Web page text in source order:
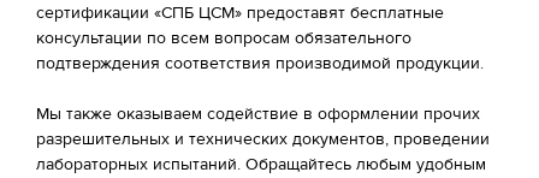
сертификации «СПБ ЦСМ» предоставят бесплатные
консультации по всем вопросам обязательного
подтверждения соответствия производимой продукции.
Мы также оказываем содействие в оформлении прочих
разрешительных и технических документов, проведении
лабораторных испытаний. Обращайтесь любым удобным